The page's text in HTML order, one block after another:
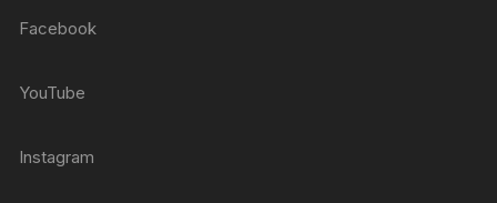
Facebook
YouTube
Instagram